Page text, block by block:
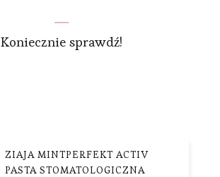
Koniecznie sprawdź!
ZIAJA MINTPERFEKT ACTIV
PASTA STOMATOLOGICZNA